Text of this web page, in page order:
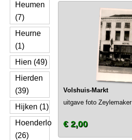
Heumen
(7)
Heurne
(1)
Hien (49)
Hierden
(39)
Hijken (1)
Hoenderlo
(26)
Volshuis-Markt
uitgave foto Zeylemaker
€ 2,00